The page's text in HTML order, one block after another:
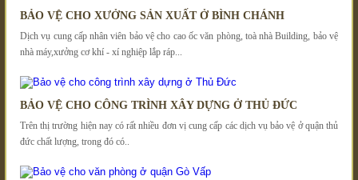
BẢO VỆ CHO XƯỞNG SẢN XUẤT Ở BÌNH CHÁNH
Dịch vụ cung cấp nhân viên bảo vệ cho cao ốc văn phòng, toà nhà Building, bảo vệ
nhà máy,xưởng cơ khí - xí nghiệp lắp ráp...
BẢO VỆ CHO CÔNG TRÌNH XÂY DỰNG Ở THỦ ĐỨC
Trên thị trường hiện nay có rất nhiều đơn vị cung cấp các dịch vụ bảo vệ ở quận thủ
đức chất lượng, trong đó có..